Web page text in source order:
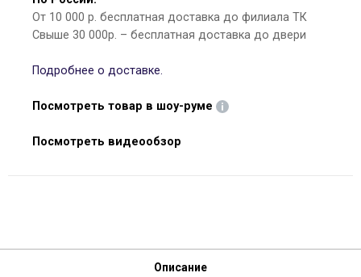
От 10 000 р. бесплатная доставка до филиала ТК
Свыше 30 000р. – бесплатная доставка до двери
Подробнее о доставке.
Посмотреть товар в шоу-руме
Посмотреть видеообзор
Описание